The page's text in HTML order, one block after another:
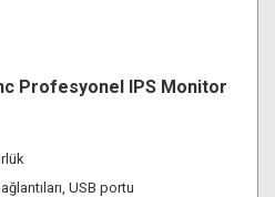
Profesyonel IPS Monitor
USB portu